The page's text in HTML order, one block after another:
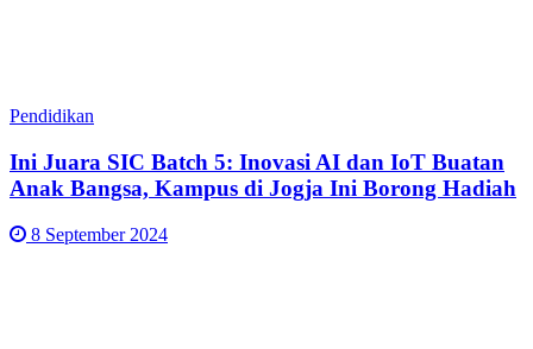
Pendidikan
Ini Juara SIC Batch 5: Inovasi AI dan IoT Buatan
Anak Bangsa, Kampus di Jogja Ini Borong Hadiah
8 September 2024